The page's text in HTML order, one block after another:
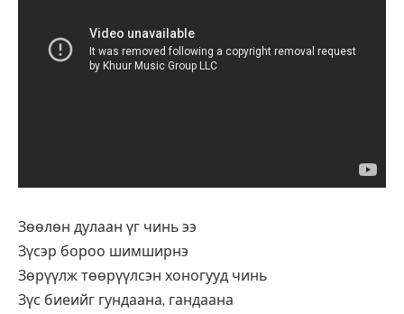
Зөөлөн дулаан үг чинь ээ
Зүсэр бороо шимширнэ
Зөрүүлж төөрүүлсэн хоногууд чинь
Зүс биеийг гундаана, гандаана